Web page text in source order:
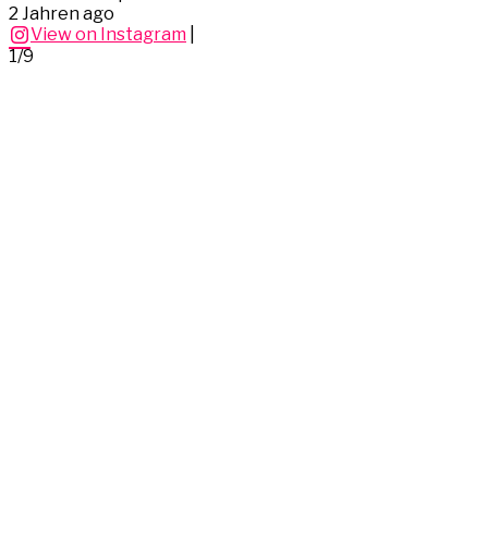
2 Jahren ago
View on Instagram
1/9